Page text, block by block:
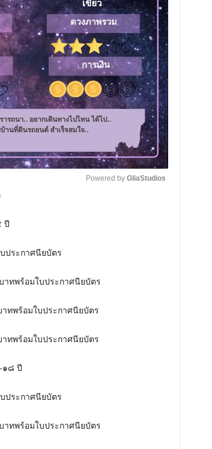
Powered by GliaStudios
ปี​
ประกาศนียบัตร
าท​พร้อมใบประกาศนียบัตร
ท​พร้อมใบประกาศนียบัตร
ท​พร้อมใบประกาศนียบัตร
๑๘ ปี
ประกาศนียบัตร
าท​พร้อมใบประกาศนียบัตร